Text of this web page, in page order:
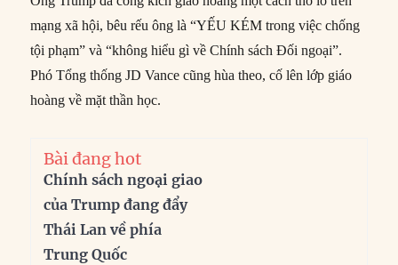
mạng xã hội, bêu rếu ông là “YẾU KÉM trong việc chống
tội phạm” và “không hiểu gì về Chính sách Đối ngoại”.
Phó Tổng thống JD Vance cũng hùa theo, cố lên lớp giáo
hoàng về mặt thần học.
Bài đang hot
Chính sách ngoại giao
của Trump đang đẩy
Thái Lan về phía
Trung Quốc